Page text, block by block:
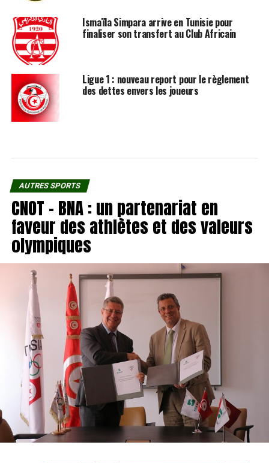
Ismaïla Simpara arrive en Tunisie pour
finaliser son transfert au Club Africain
Ligue 1 : nouveau report pour le règlement
des dettes envers les joueurs
AUTRES SPORTS
CNOT – BNA : un partenariat en
faveur des athlètes et des valeurs
olympiques